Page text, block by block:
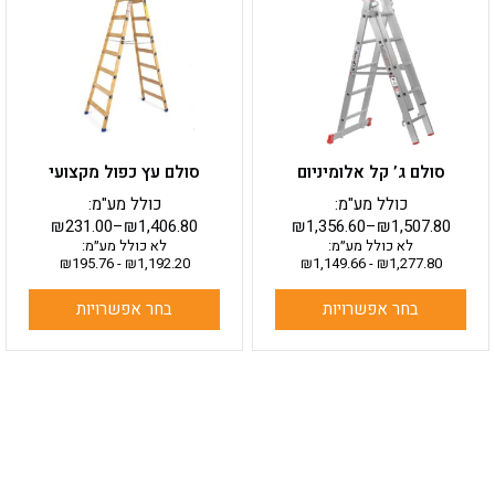
סולם ג’ קל אלומיניום
₪1,356.60–₪1,507.80
כולל מע"מ:
לא כולל מע״מ:
₪1,277.80
-
₪1,149.66
בחר אפשרויות
מספר
סוגים.
ניתן
לבחור
את
האפשרויות
המוצר
סולם עץ כפול מקצועי
₪231.00–₪1,406.80
כולל מע"מ:
לא כולל מע״מ:
₪1,192.20
-
₪195.76
בחר אפשרויות
מספר
סוגים.
ניתן
לבחור
את
האפשרויות
המוצר